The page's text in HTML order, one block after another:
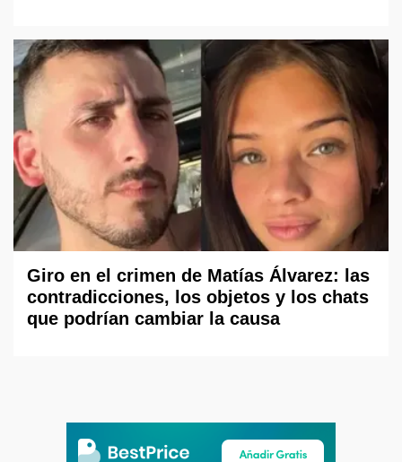
Giro en el crimen de Matías Álvarez: las
contradicciones, los objetos y los chats
que podrían cambiar la causa